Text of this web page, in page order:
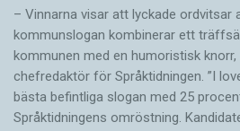
– Vinnarna visar att lyckade ordvitsar
kommunslogan kombinerar ett
kommunen med en humoristisk
chefredaktör för Språktidningen. ”I
bästa befintliga slogan med 25
Språktidningens omröstning.